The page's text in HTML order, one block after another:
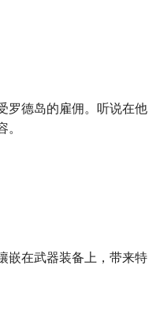
罗德岛的雇佣。听说在他
嵌在武器装备上，带来特